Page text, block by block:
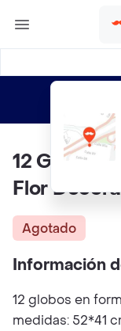
12 Globos
Flor
Agotado
Información
12 globos en
medidas: 52*41